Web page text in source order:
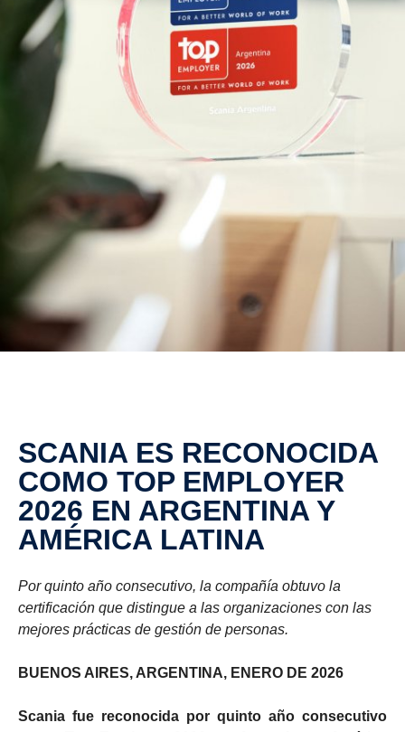
SCANIA ES RECONOCIDA
COMO TOP EMPLOYER
2026 EN ARGENTINA Y
AMÉRICA LATINA
Por quinto año consecutivo, la compañía obtuvo la
certificación que distingue a las organizaciones con las
mejores prácticas de gestión de personas.
BUENOS AIRES, ARGENTINA, ENERO DE 2026
Scania fue reconocida por quinto año consecutivo